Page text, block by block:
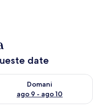
date
ago 8 - ago 9
Domani
ago 9 - ago 10
la disponibilità per